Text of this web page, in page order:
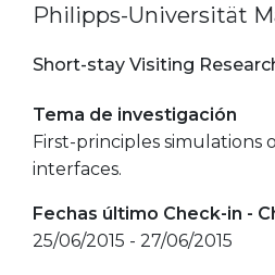
Philipps-Universität
Short-stay Visiting
Tema de investigación
First-principles simulations
interfaces.
Fechas último Check-in -
25/06/2015 - 27/06/2015